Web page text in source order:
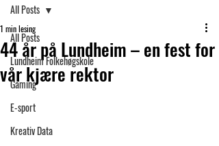
All Posts
Lundheim Folkehøgskole
Gaming
E-sport
Kreativ Data
All Posts
44 år på Lundheim – en fest for
vår kjære rektor
1 min lesing